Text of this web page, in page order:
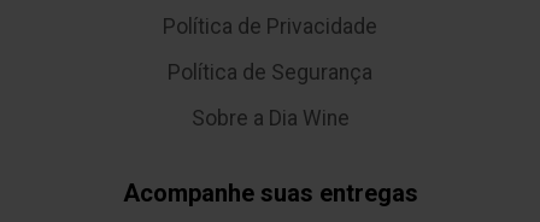
Política de Privacidade
Política de Segurança
Sobre a Dia Wine
Acompanhe suas entregas